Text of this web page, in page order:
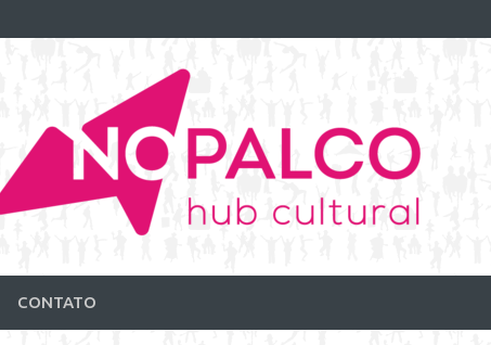
CONTATO